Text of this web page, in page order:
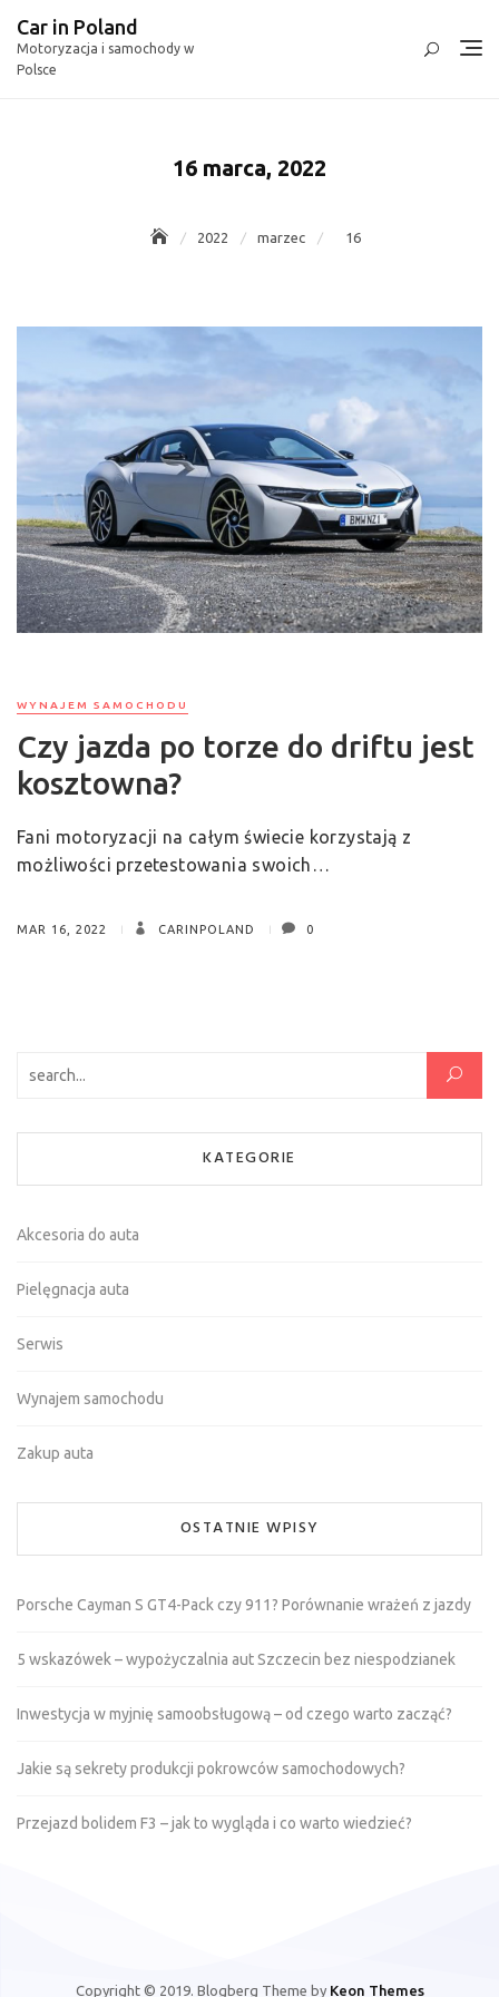
content
Car in Poland
Motoryzacja i samochody w
Polsce
16 marca, 2022
2022 marzec 16
WYNAJEM SAMOCHODU
Czy jazda po torze do driftu jest
kosztowna?
Fani motoryzacji na całym świecie korzystają z
możliwości przetestowania swoich…
MAR 16, 2022 CARINPOLAND 0
KATEGORIE
Akcesoria do auta
Pielęgnacja auta
Serwis
Wynajem samochodu
Zakup auta
OSTATNIE WPISY
Porsche Cayman S GT4-Pack czy 911? Porównanie wrażeń z jazdy
5 wskazówek – wypożyczalnia aut Szczecin bez niespodzianek
Inwestycja w myjnię samoobsługową – od czego warto zacząć?
Jakie są sekrety produkcji pokrowców samochodowych?
Przejazd bolidem F3 – jak to wygląda i co warto wiedzieć?
Copyright © 2019. Blogberg Theme by Keon Themes